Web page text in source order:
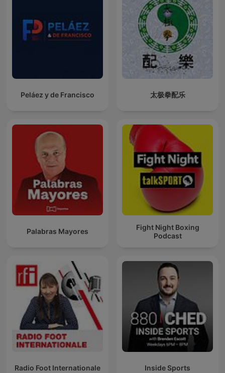
Peláez y de Francisco 太极拳配乐
Palabras Mayores
Fight Night Boxing
Podcast
Radio Foot Internationale Inside Sports